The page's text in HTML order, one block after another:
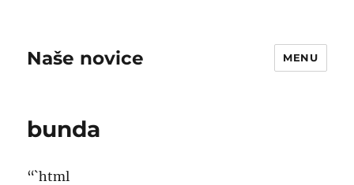
Naše novice MENU
bunda
“`html